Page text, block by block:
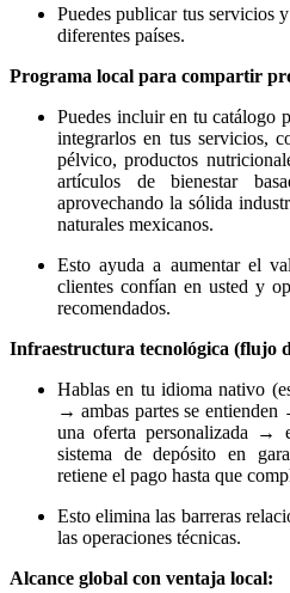
Puedes publicar tus servicios
diferentes países.
Programa local para compartir
Puedes incluir en tu catálogo
integrarlos en tus servicios,
pélvico, productos
artículos de bienestar
aprovechando la sólida
naturales mexicanos.
Esto ayuda a aumentar el
clientes confían en usted y
recomendados.
Infraestructura tecnológica (flujo
Hablas en tu idioma nativo
→ ambas partes se
una oferta personalizada →
sistema de depósito en
retiene el pago hasta que
Esto elimina las barreras
las operaciones técnicas.
Alcance global con ventaja local: